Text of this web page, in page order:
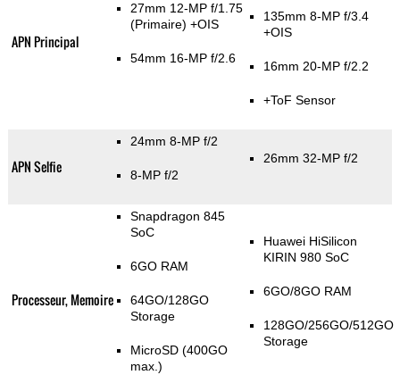
APN Principal
27mm 12-MP f/1.75
(Primaire) +OIS
54mm 16-MP f/2.6
135mm 8-MP f/3.4
+OIS
16mm 20-MP f/2.2
+ToF Sensor
APN Selfie
24mm 8-MP f/2
8-MP f/2
26mm 32-MP f/2
Processeur, Memoire
Snapdragon 845
SoC
6GO RAM
64GO/128GO
Storage
MicroSD (400GO
max.)
Huawei HiSilicon
KIRIN 980 SoC
6GO/8GO RAM
128GO/256GO/512GO
Storage